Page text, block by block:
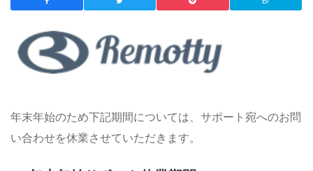
年末年始のため下記期間については、サポート宛へのお問
い合わせを休業させていただきます。